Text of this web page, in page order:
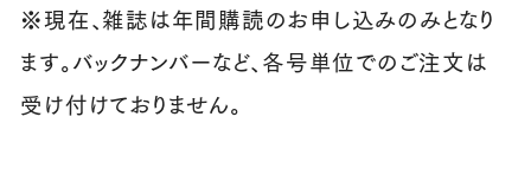
※現在、雑誌は年間購読のお申し込みのみとなり
ます。バックナンバーなど、各号単位でのご注文は
受け付けておりません。